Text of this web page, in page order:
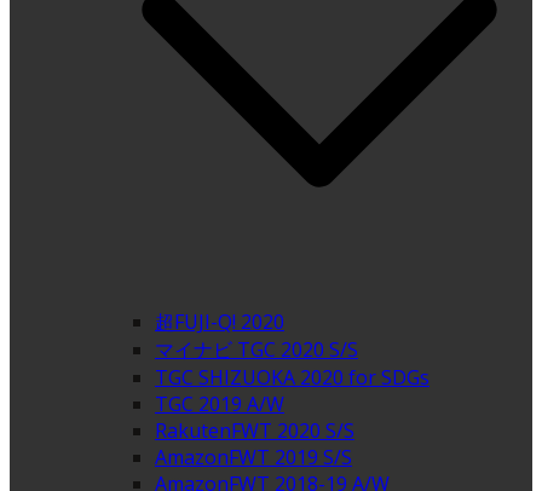
超FUJI-Q! 2020
マイナビ TGC 2020 S/S
TGC SHIZUOKA 2020 for SDGs
TGC 2019 A/W
RakutenFWT 2020 S/S
AmazonFWT 2019 S/S
AmazonFWT 2018-19 A/W